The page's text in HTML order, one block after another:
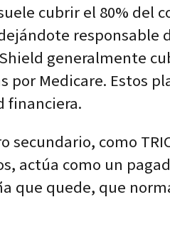
cubrir el 80%
responsable
generalmente
por Medicare. Estos
financiera.
secundario, como
actúa como un
que quede, que